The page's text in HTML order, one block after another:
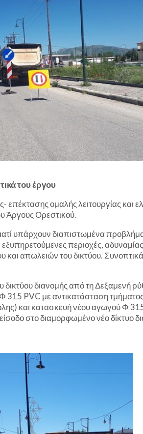
του έργου
ομαλής λειτουργίας και
Άργους Ορεστικού.
υπάρχουν διαπιστωμένα
περιοχές,
απωλειών του δικτύου. Συνοπτικά
δικτύου διανομής από τη Δεξαμενή
315 PVC με αντικατάσταση
και κατασκευή νέου αγωγού Φ
στο διαμορφωμένο νέο δίκτυο